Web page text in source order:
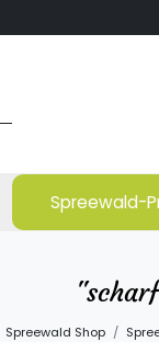
Spreewald-
Spreewald Shop